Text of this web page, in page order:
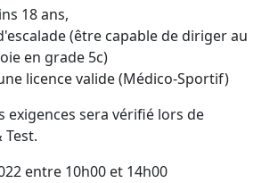
18 ans,
(être capable de diriger au
en grade 5c)
licence valide (Médico-Sportif)
exigences sera vérifié lors de
Test.
entre 10h00 et 14h00